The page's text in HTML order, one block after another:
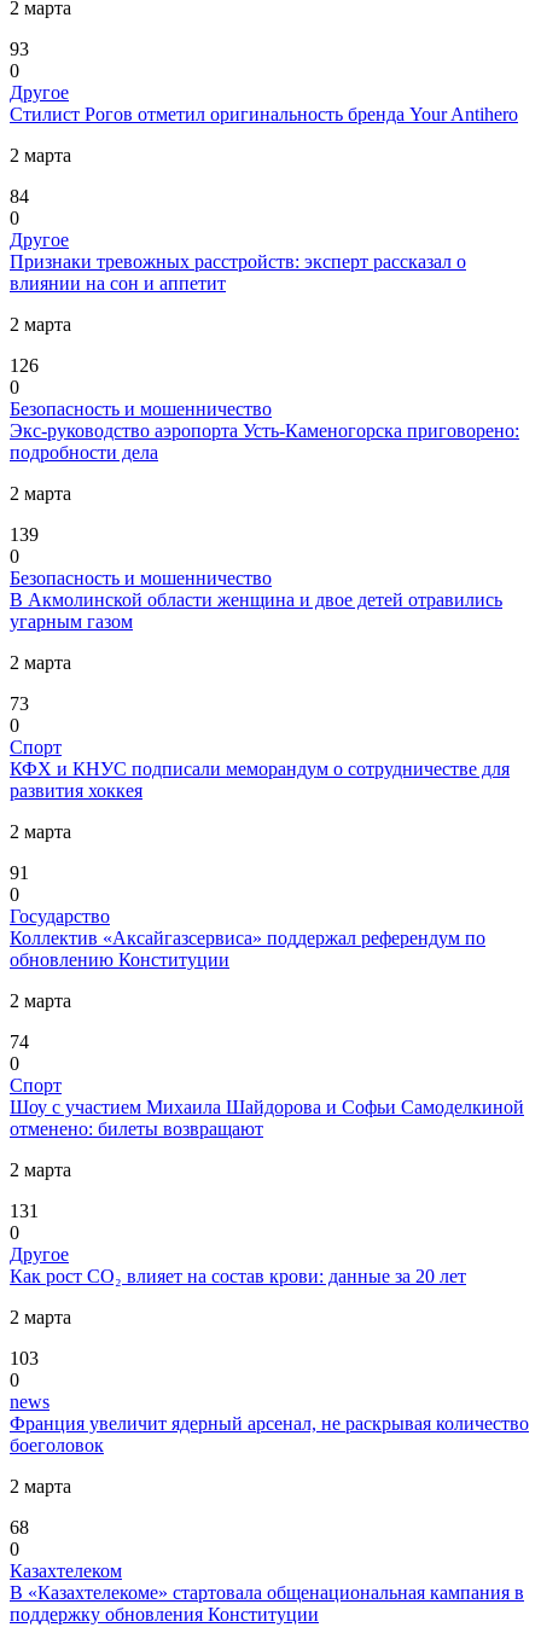
2 марта
93
0
Другое
Стилист Рогов отметил оригинальность бренда Your Antihero
2 марта
84
0
Другое
Признаки тревожных расстройств: эксперт рассказал о
влиянии на сон и аппетит
2 марта
126
0
Безопасность и мошенничество
Экс-руководство аэропорта Усть-Каменогорска приговорено:
подробности дела
2 марта
139
0
Безопасность и мошенничество
В Акмолинской области женщина и двое детей отравились
угарным газом
2 марта
73
0
Спорт
КФХ и КНУС подписали меморандум о сотрудничестве для
развития хоккея
2 марта
91
0
Государство
Коллектив «Аксайгазсервиса» поддержал референдум по
обновлению Конституции
2 марта
74
0
Спорт
Шоу с участием Михаила Шайдорова и Софьи Самоделкиной
отменено: билеты возвращают
2 марта
131
0
Другое
Как рост CO₂ влияет на состав крови: данные за 20 лет
2 марта
103
0
news
Франция увеличит ядерный арсенал, не раскрывая количество
боеголовок
2 марта
68
0
Казахтелеком
В «Казахтелекоме» стартовала общенациональная кампания в
поддержку обновления Конституции